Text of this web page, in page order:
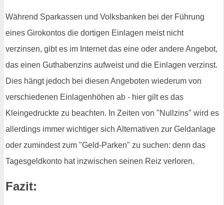
Während Sparkassen und Volksbanken bei der Führung
eines Girokontos die dortigen Einlagen meist nicht
verzinsen, gibt es im Internet das eine oder andere Angebot,
das einen Guthabenzins aufweist und die Einlagen verzinst.
Dies hängt jedoch bei diesen Angeboten wiederum von
verschiedenen Einlagenhöhen ab - hier gilt es das
Kleingedruckte zu beachten. In Zeiten von "Nullzins" wird es
allerdings immer wichtiger sich Alternativen zur Geldanlage
oder zumindest zum "Geld-Parken" zu suchen: denn das
Tagesgeldkonto hat inzwischen seinen Reiz verloren.
Fazit: